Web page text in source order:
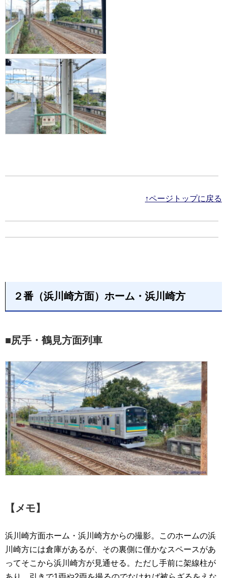
↑ページトップに戻る
２番（浜川崎方面）ホーム・浜川崎方
■尻手・鶴見方面列車
【メモ】
浜川崎方面ホーム・浜川崎方からの撮影。このホームの浜
川崎方には倉庫があるが、その裏側に僅かなスペースがあ
ってそこから浜川崎方が見通せる。ただし手前に架線柱が